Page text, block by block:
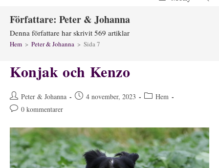
Författare: Peter & Johanna
Denna författare har skrivit 569 artiklar
Hem > Peter & Johanna > Sida 7
Konjak och Kenzo
Inläggsförfattare:
Peter & Johanna
Inlägget4 november, 2023 Inläggskategori:
Hem
Kommentarer
inlägget:
0 kommentarer